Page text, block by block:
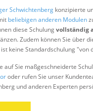
Schwichtenberg konzipierte
beliebigen anderen Modulen
diese Schulungvollständig
Zudem können Sie über
keine Standardschulung "von
auf Sie maßgeschneiderte
oder rufen Sie unser
und anderen Experten